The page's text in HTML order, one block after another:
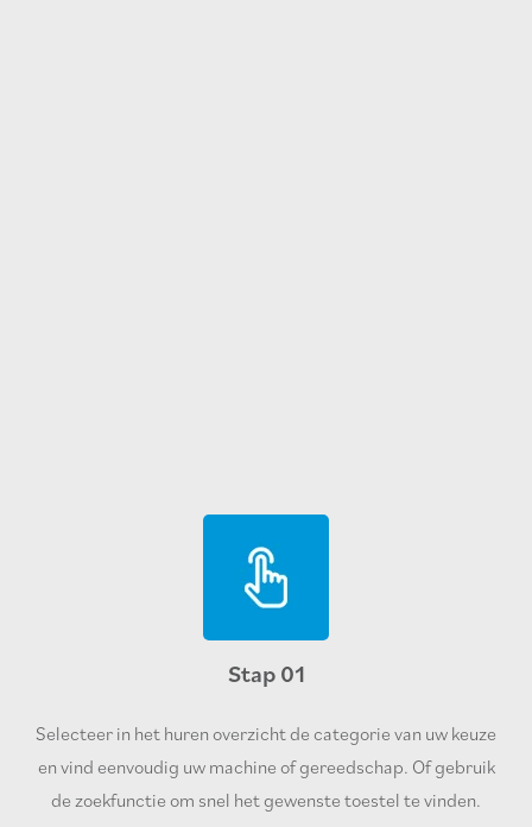
Stap 01
Selecteer in het huren overzicht de categorie van uw keuze
en vind eenvoudig uw machine of gereedschap. Of gebruik
de zoekfunctie om snel het gewenste toestel te vinden.